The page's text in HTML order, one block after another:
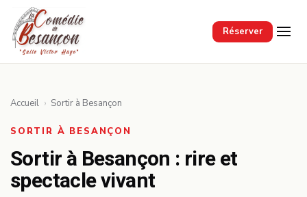
Réserver
Passer au contenu principal
Accueil › Sortir à Besançon
SORTIR À BESANÇON
Sortir à Besançon : rire et
spectacle vivant